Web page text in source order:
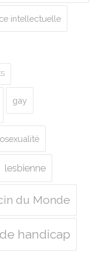
intellectuelle
gay
lesbienne
du Monde
handicap